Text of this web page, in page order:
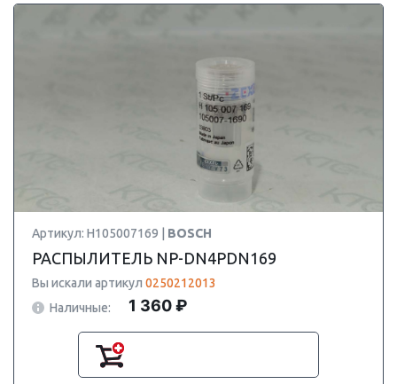
Артикул: H105007169 | BOSCH
РАСПЫЛИТЕЛЬ NP-DN4PDN169
Вы искали артикул 0250212013
Наличные:
1 360 ₽